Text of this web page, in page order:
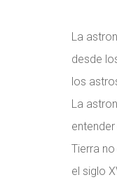
La
desde
los
La
Tierra
el siglo